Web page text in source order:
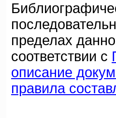
пределах
соответствии с
описание
правила